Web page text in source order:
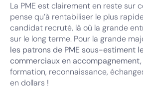
La PME est clairement en reste sur
pense qu’à rentabiliser le plus
candidat recruté, là où la grande
sur le long terme. Pour la grande
les patrons de PME sous-estiment
commerciaux en accompagnement,
formation, reconnaissance,
en dollars !